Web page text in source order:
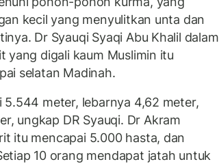
kecil yang menyulitkan unta dan
Dr Syauqi Syaqi Abu Khalil dalam
yang digali kaum Muslimin itu
selatan Madinah.
5.544 meter, lebarnya 4,62 meter,
ungkap DR Syauqi. Dr Akram
itu mencapai 5.000 hasta, dan
10 orang mendapat jatah untuk